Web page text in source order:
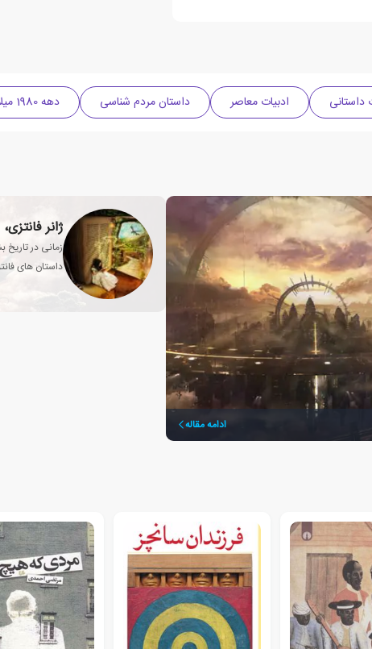
داستانی ادبیات معاصر داستان مردم شناسی دهه 1980 میلادی
ادامه مقاله
ژانر
زمانی در
داستان های